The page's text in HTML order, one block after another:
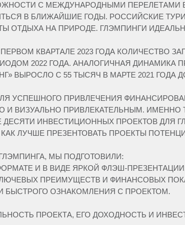
С МЕЖДУНАРОДНЫМИ ПЕРЕЛЕТАМИ
В БЛИЖАЙШИЕ ГОДЫ. РОССИЙСКИЕ
ОТДЫХА НА ПРИРОДЕ. ГЛЭМПИНГИ
КВАРТАЛЕ 2023 ГОДА КОЛИЧЕСТВО
2022 ГОДА. АНАЛОГИЧНАЯ ДИНАМИКА
С 55 ТЫСЯЧ В МАРТЕ 2021 ГОДА
УСПЕШНОГО ПРИВЛЕЧЕНИЯ
ВИЗУАЛЬНО ПРИВЛЕКАТЕЛЬНЫМ. ИМЕННО
ИНВЕСТИЦИОННЫХ ПРОЕКТОВ ДЛЯ
ЛУЧШЕ ПРЕЗЕНТОВАТЬ ПРОЕКТЫ
МЫ ПОДГОТОВИЛИ:
И В ВИДЕ ЯРКОЙ ФЛЭШ-
ПРЕИМУЩЕСТВ И ФИНАНСОВЫХ
БЫСТРОГО ОЗНАКОМЛЕНИЯ С ПРОЕКТОМ.
ПРОЕКТА, ЕГО ДОХОДНОСТЬ И